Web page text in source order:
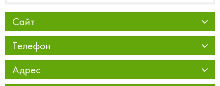
Сайт
Телефон
Адрес